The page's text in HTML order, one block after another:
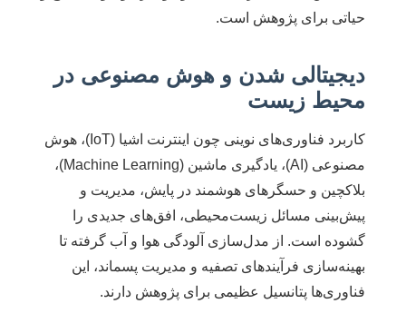
حیاتی برای پژوهش است.
دیجیتالی شدن و هوش مصنوعی در
محیط زیست
کاربرد فناوری‌های نوینی چون اینترنت اشیا (IoT)، هوش
مصنوعی (AI)، یادگیری ماشین (Machine Learning)،
بلاکچین و حسگرهای هوشمند در پایش، مدیریت و
پیش‌بینی مسائل زیست‌محیطی، افق‌های جدیدی را
گشوده است. از مدل‌سازی آلودگی هوا و آب گرفته تا
بهینه‌سازی فرآیندهای تصفیه و مدیریت پسماند، این
فناوری‌ها پتانسیل عظیمی برای پژوهش دارند.